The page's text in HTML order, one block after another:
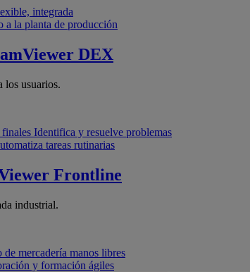
integrada
a la planta de producción
DEX
los usuarios.
Identifica y resuelve problemas
tareas rutinarias
Frontline
industrial.
de mercadería manos libres
y formación ágiles